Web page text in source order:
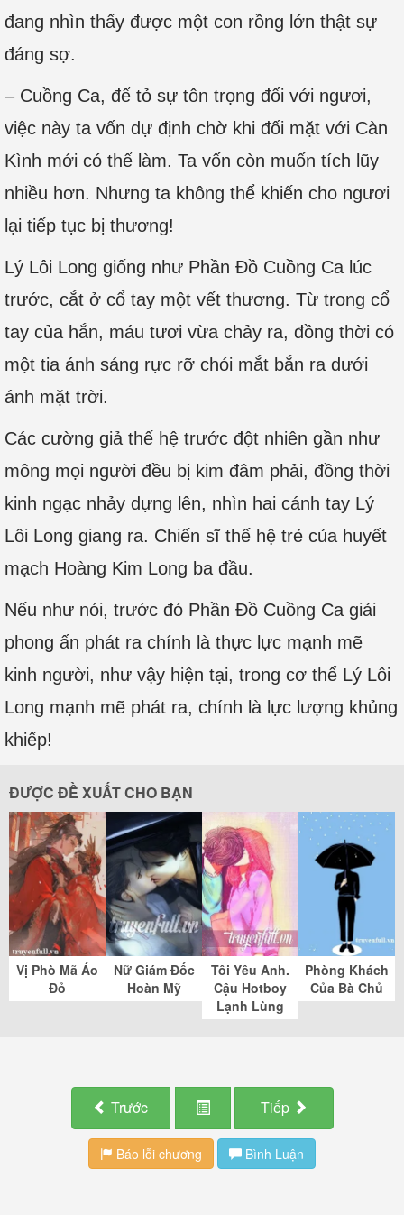
đang nhìn thấy được một con rồng lớn thật sự
đáng sợ.
– Cuồng Ca, để tỏ sự tôn trọng đối với ngươi,
việc này ta vốn dự định chờ khi đối mặt với Càn
Kình mới có thể làm. Ta vốn còn muốn tích lũy
nhiều hơn. Nhưng ta không thể khiến cho ngươi
lại tiếp tục bị thương!
Lý Lôi Long giống như Phần Đồ Cuồng Ca lúc
trước, cắt ở cổ tay một vết thương. Từ trong cổ
tay của hắn, máu tươi vừa chảy ra, đồng thời có
một tia ánh sáng rực rỡ chói mắt bắn ra dưới
ánh mặt trời.
Các cường giả thế hệ trước đột nhiên gần như
mông mọi người đều bị kim đâm phải, đồng thời
kinh ngạc nhảy dựng lên, nhìn hai cánh tay Lý
Lôi Long giang ra. Chiến sĩ thế hệ trẻ của huyết
mạch Hoàng Kim Long ba đầu.
Nếu như nói, trước đó Phần Đồ Cuồng Ca giải
phong ấn phát ra chính là thực lực mạnh mẽ
kinh người, như vậy hiện tại, trong cơ thể Lý Lôi
Long mạnh mẽ phát ra, chính là lực lượng khủng
khiếp!
ĐƯỢC ĐỀ XUẤT CHO BẠN
Vị Phò Mã Áo
Đỏ
Nữ Giám Đốc
Hoàn Mỹ
Tôi Yêu Anh.
Cậu Hotboy
Lạnh Lùng
Phòng Khách
Của Bà Chủ
Trước Tiếp
Báo lỗi chương Bình Luận